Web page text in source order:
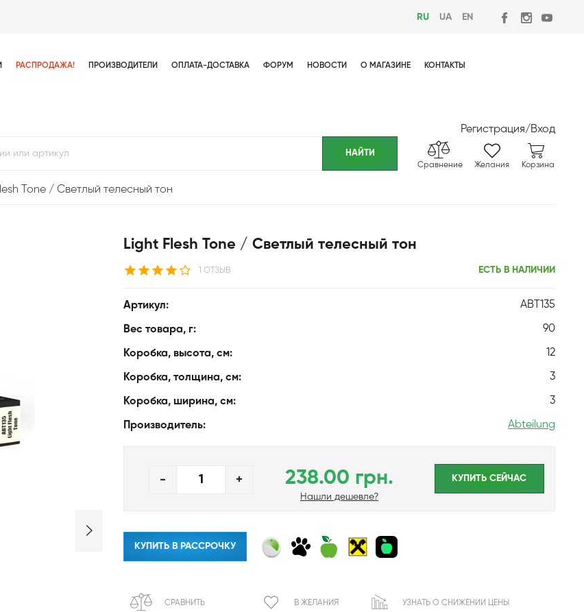
RU UA EN
РАСПРОДАЖА! ПРОИЗВОДИТЕЛИ ОПЛАТА-ДОСТАВКА ФОРУМ НОВОСТИ О МАГАЗИНЕ КОНТАКТЫ
Регистрация/Вход
Сравнение Желания Корзина
Tone / Светлый телесный тон
Light Flesh Tone / Светлый телесный тон
1 ОТЗЫВ ЕСТЬ В НАЛИЧИИ
Артикул: ABT135
Вес товара, г: 90
Коробка, высота, см: 12
Коробка, толщина, см: 3
Коробка, ширина, см: 3
Производитель: Abteilung
- + 238.00 грн.
Нашли дешевле?
КУПИТЬ CЕЙЧАС
КУПИТЬ В РАССРОЧКУ
СРАВНИТЬ В ЖЕЛАНИЯ УЗНАТЬ О СНИЖЕНИИ ЦЕНЫ